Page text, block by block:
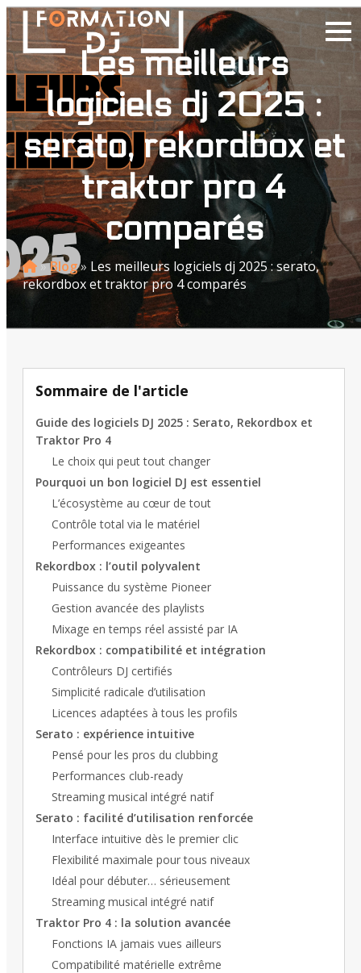
Les meilleurs
logiciels dj 2025 :
serato, rekordbox et
traktor pro 4
comparés
»Blog» Les meilleurs logiciels dj 2025 : serato,
rekordbox et traktor pro 4 comparés
Sommaire de l'article
Guide des logiciels DJ 2025 : Serato, Rekordbox et
Traktor Pro 4
Le choix qui peut tout changer
Pourquoi un bon logiciel DJ est essentiel
L’écosystème au cœur de tout
Contrôle total via le matériel
Performances exigeantes
Rekordbox : l’outil polyvalent
Puissance du système Pioneer
Gestion avancée des playlists
Mixage en temps réel assisté par IA
Rekordbox : compatibilité et intégration
Contrôleurs DJ certifiés
Simplicité radicale d’utilisation
Licences adaptées à tous les profils
Serato : expérience intuitive
Pensé pour les pros du clubbing
Performances club-ready
Streaming musical intégré natif
Serato : facilité d’utilisation renforcée
Interface intuitive dès le premier clic
Flexibilité maximale pour tous niveaux
Idéal pour débuter… sérieusement
Streaming musical intégré natif
Traktor Pro 4 : la solution avancée
Fonctions IA jamais vues ailleurs
Compatibilité matérielle extrême